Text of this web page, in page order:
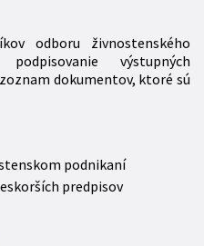
odboru živnostenského
výstupných
dokumentov, ktoré sú
podnikaní
predpisov